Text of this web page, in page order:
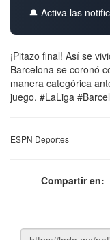
🔔 Activa las
¡Pitazo final! Así se
Barcelona se coronó
manera categórica
juego. #LaLiga
ESPN Deportes
Compartir en: